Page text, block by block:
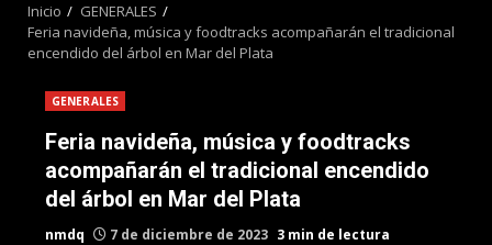
Inicio
GENERALES
Feria navideña, música y foodtracks acompañarán el tradicional
encendido del árbol en Mar del Plata
GENERALES
Feria navideña, música y foodtracks
acompañarán el tradicional encendido
del árbol en Mar del Plata
nmdq 7 de diciembre de 2023 3 min de lectura